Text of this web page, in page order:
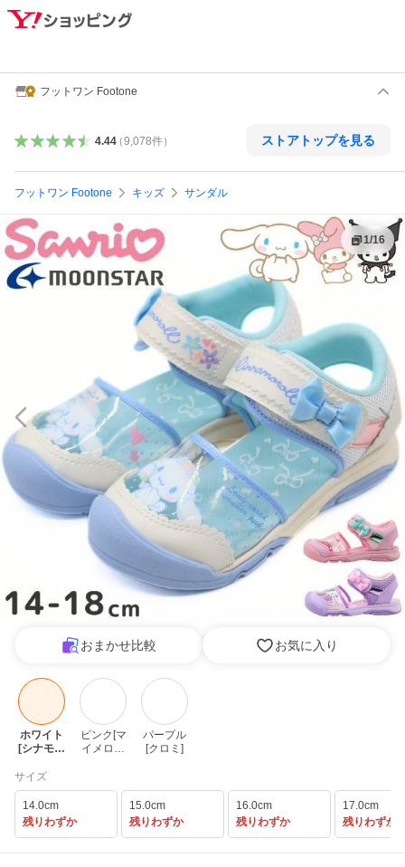
フットワン Footone
4.44（9,078件） ストアトップを見る
フットワン Footone キッズ サンダル
1/16
おまかせ比較 お気に入り
ホワイト
[シナモロ
ピンク[マ
イメロデ
パープル
[クロミ]
サイズ
14.0cm
残りわずか
15.0cm
残りわずか
16.0cm
残りわずか
17.0cm
残りわずか